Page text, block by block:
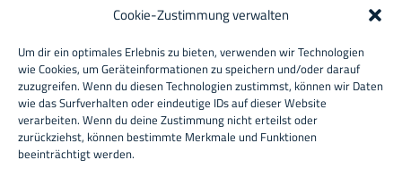
Cookie-Zustimmung verwalten
Um dir ein optimales Erlebnis zu bieten, verwenden wir Technologien
wie Cookies, um Geräteinformationen zu speichern und/oder darauf
zuzugreifen. Wenn du diesen Technologien zustimmst, können wir Daten
wie das Surfverhalten oder eindeutige IDs auf dieser Website
verarbeiten. Wenn du deine Zustimmung nicht erteilst oder
zurückziehst, können bestimmte Merkmale und Funktionen
beeinträchtigt werden.